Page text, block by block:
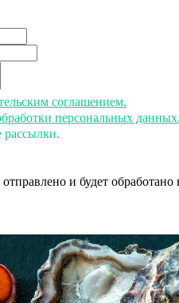
соглашением.
персональных данных.
рассылки.
и будет